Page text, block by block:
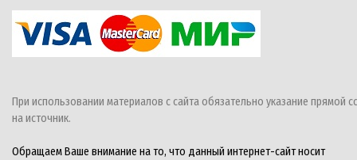
При использовании материалов с сайта обязательно указание прямой
на источник.
Обращаем Ваше внимание на то, что данный интернет-сайт носит